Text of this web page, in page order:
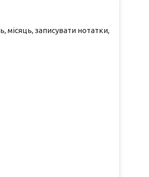
місяць, записувати нотатки,